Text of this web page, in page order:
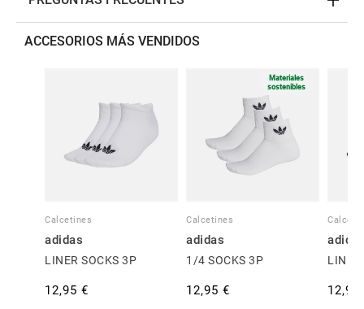
ACCESORIOS MÁS VENDIDOS
Calcetines
adidas
LINER SOCKS 3P
12,95 €
Materiales
sostenibles
Calcetines
adidas
1/4 SOCKS 3P
12,95 €
LINER
12,95